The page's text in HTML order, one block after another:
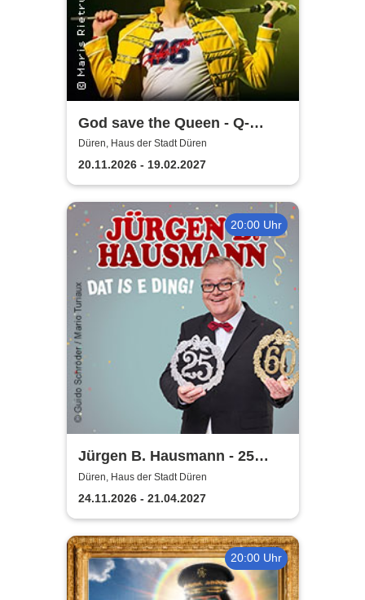
God save the Queen - Q-
Revival Band
Düren, Haus der Stadt Düren
20.11.2026 - 19.02.2027
20:00 Uhr
Jürgen B. Hausmann - 25
Jahre - Dat is e Ding!
Düren, Haus der Stadt Düren
24.11.2026 - 21.04.2027
20:00 Uhr